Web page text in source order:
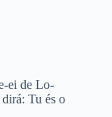
ei de Lo-
Tu és o